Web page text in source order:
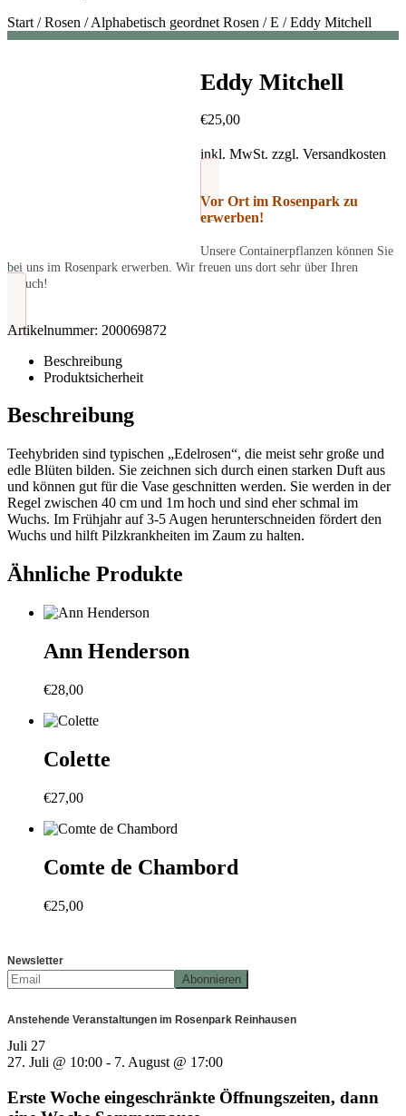
Start /Rosen /Alphabetisch geordnet Rosen /E /Eddy Mitchell
Eddy Mitchell
€25,00
inkl. MwSt. zzgl. Versandkosten
Vor Ort im Rosenpark zu
erwerben!
Unsere Containerpflanzen können Sie
bei uns im Rosenpark erwerben. Wir freuen uns dort sehr über Ihren
Besuch!
Artikelnummer: 200069872
Beschreibung
Produktsicherheit
Beschreibung
Teehybriden sind typischen „Edelrosen“, die meist sehr große und
edle Blüten bilden. Sie zeichnen sich durch einen starken Duft aus
und können gut für die Vase geschnitten werden. Sie werden in der
Regel zwischen 40 cm und 1m hoch und sind eher schmal im
Wuchs. Im Frühjahr auf 3-5 Augen herunterschneiden fördert den
Wuchs und hilft Pilzkrankheiten im Zaum zu halten.
Ähnliche Produkte
Ann Henderson
€28,00
Colette
€27,00
Comte de Chambord
€25,00
Newsletter
Anstehende Veranstaltungen im Rosenpark Reinhausen
Juli 27
27. Juli @ 10:00 - 7. August @ 17:00
Erste Woche eingeschränkte Öffnungszeiten, dann